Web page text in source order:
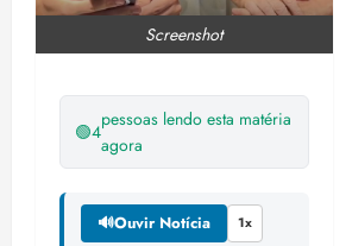
Screenshot
🟢4
pessoas lendo esta matéria
agora
🔊Ouvir Notícia 1x